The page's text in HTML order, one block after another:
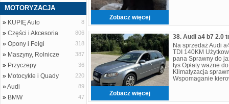
MOTORYZACJA
» KUPIĘ Auto 8
» Części i Akcesoria 806
» Opony i Felgi 318
» Maszyny, Rolnicze 387
» Przyczepy 36
» Motocykle i Quady 220
»Audi 89
» BMW 47
Zobacz więcej
Zobacz więcej
38. Audi a4 b7 2.0
Na sprzedaż Audi
TDI 140KM
pana Sprawny do
tys Opłaty ważne
Klimatyzacja
Wspomaganie